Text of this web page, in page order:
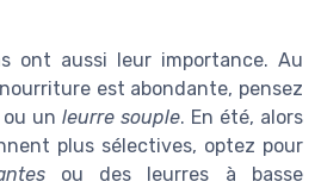
ont aussi leur importance. Au
est abondante, pensez
ou un leurre souple. En été, alors
plus sélectives, optez pour
ou des leurres à basse